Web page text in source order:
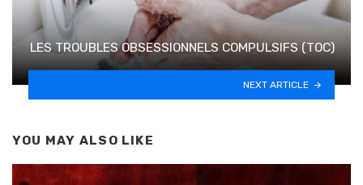
LES TROUBLES OBSESSIONNELS COMPULSIFS (TOC)
NEXT ARTICLE
YOU MAY ALSO LIKE